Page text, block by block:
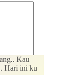
Kau
Hari ini ku